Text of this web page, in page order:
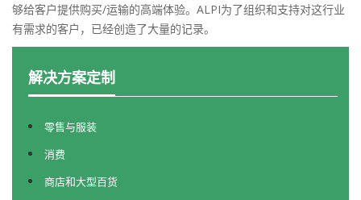
够给客户提供购买/运输的高端体验。ALPI为了组织和支持对这行业
有需求的客户，已经创造了大量的记录。
解决方案定制
零售与服装
消费
商店和大型百货